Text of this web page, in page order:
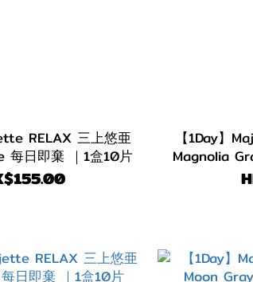
RELAX 三上悠亜
每日即棄 ｜1盒10片
【1Day】
Magnolia